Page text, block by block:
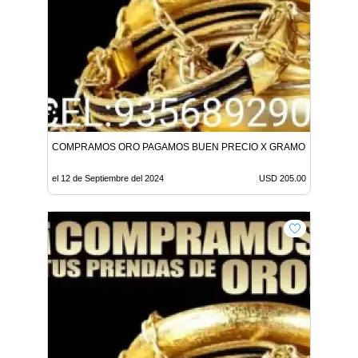
COMPRAMOS ORO PAGAMOS BUEN PRECIO X GRAMO 205
el 12 de Septiembre del 2024 USD 205.00